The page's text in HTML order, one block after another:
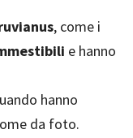
, come i
e hanno
hanno
da foto.